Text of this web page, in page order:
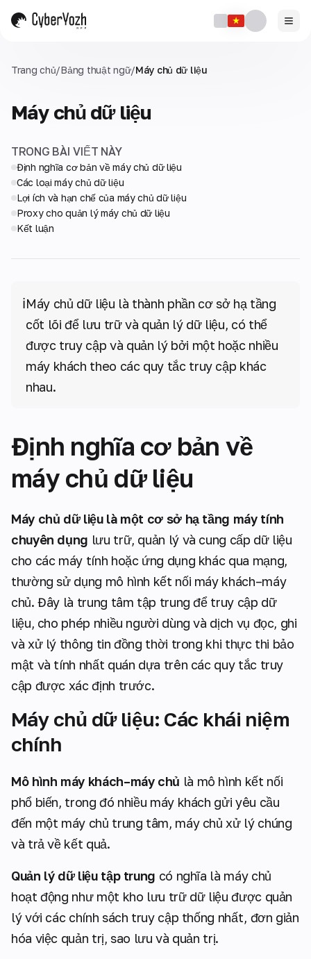
Trang chủ/Bảng thuật ngữ/Máy chủ dữ liệu
Máy chủ dữ liệu
TRONG BÀI VIẾT NÀY
Định nghĩa cơ bản về máy chủ dữ liệu
Các loại máy chủ dữ liệu
Lợi ích và hạn chế của máy chủ dữ liệu
Proxy cho quản lý máy chủ dữ liệu
Kết luận
ℹ️Máy chủ dữ liệu là thành phần cơ sở hạ tầng
cốt lõi để lưu trữ và quản lý dữ liệu, có thể
được truy cập và quản lý bởi một hoặc nhiều
máy khách theo các quy tắc truy cập khác
nhau.
Định nghĩa cơ bản về
máy chủ dữ liệu
Máy chủ dữ liệu là một cơ sở hạ tầng máy tính
chuyên dụng lưu trữ, quản lý và cung cấp dữ liệu
cho các máy tính hoặc ứng dụng khác qua mạng,
thường sử dụng mô hình kết nối máy khách–máy
chủ. Đây là trung tâm tập trung để truy cập dữ
liệu, cho phép nhiều người dùng và dịch vụ đọc, ghi
và xử lý thông tin đồng thời trong khi thực thi bảo
mật và tính nhất quán dựa trên các quy tắc truy
cập được xác định trước.
Máy chủ dữ liệu: Các khái niệm
chính
Mô hình máy khách–máy chủ là mô hình kết nối
phổ biến, trong đó nhiều máy khách gửi yêu cầu
đến một máy chủ trung tâm, máy chủ xử lý chúng
và trả về kết quả.
Quản lý dữ liệu tập trung có nghĩa là máy chủ
hoạt động như một kho lưu trữ dữ liệu được quản
lý với các chính sách truy cập thống nhất, đơn giản
hóa việc quản trị, sao lưu và quản trị.